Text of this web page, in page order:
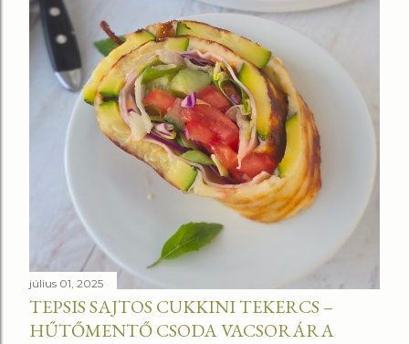
július 01, 2025
TEPSIS SAJTOS CUKKINI TEKERCS –
HŰTŐMENTŐ CSODA VACSORÁRA